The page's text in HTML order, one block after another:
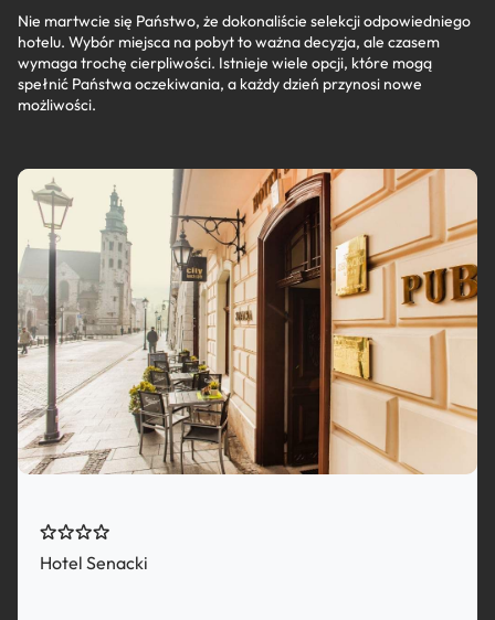
Nie martwcie się Państwo, że dokonaliście selekcji odpowiedniego
hotelu. Wybór miejsca na pobyt to ważna decyzja, ale czasem
wymaga trochę cierpliwości. Istnieje wiele opcji, które mogą
spełnić Państwa oczekiwania, a każdy dzień przynosi nowe
możliwości.
Hotel Senacki